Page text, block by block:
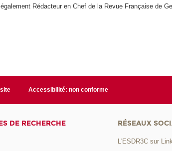
Rédacteur en Chef de la Revue Française de
Accessibilité: non conforme
DE RECHERCHE RÉSEAUX
L'ESDR3C sur